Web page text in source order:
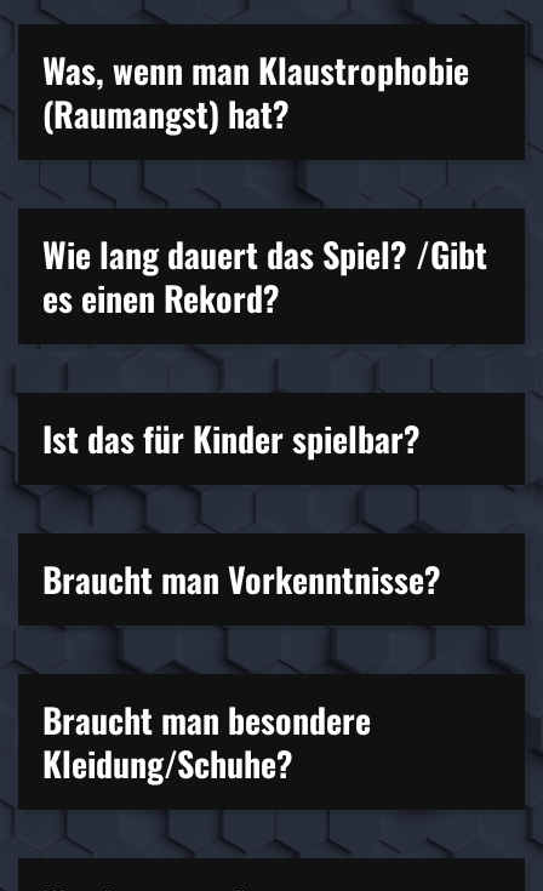
Was, wenn man Klaustrophobie
(Raumangst) hat?
Wie lang dauert das Spiel? /Gibt
es einen Rekord?
Ist das für Kinder spielbar?
Braucht man Vorkenntnisse?
Braucht man besondere
Kleidung/Schuhe?